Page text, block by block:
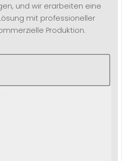
und wir erarbeiten eine
mit professioneller
Produktion.